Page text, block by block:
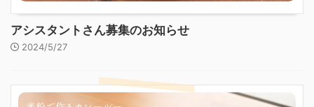
アシスタントさん募集のお知らせ
2024/5/27